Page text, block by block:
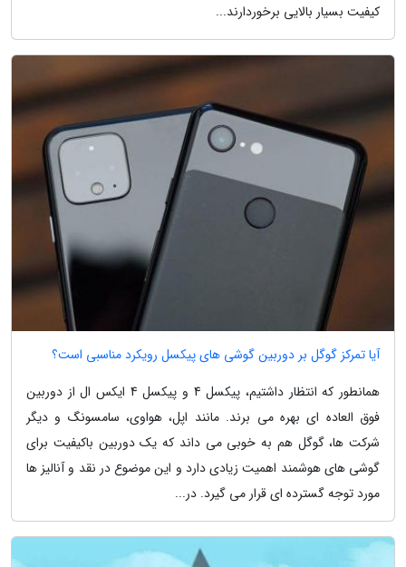
کیفیت بسیار بالایی برخوردارند...
آیا تمرکز گوگل بر دوربین گوشی های پیکسل رویکرد مناسبی است؟
همانطور که انتظار داشتیم، پیکسل 4 و پیکسل 4 ایکس ال از دوربین
فوق العاده ای بهره می برند. مانند اپل، هواوی، سامسونگ و دیگر
شرکت ها، گوگل هم به خوبی می داند که یک دوربین باکیفیت برای
گوشی های هوشمند اهمیت زیادی دارد و این موضوع در نقد و آنالیز ها
مورد توجه گسترده ای قرار می گیرد. در...